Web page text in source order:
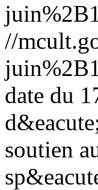
//
date du
soutien